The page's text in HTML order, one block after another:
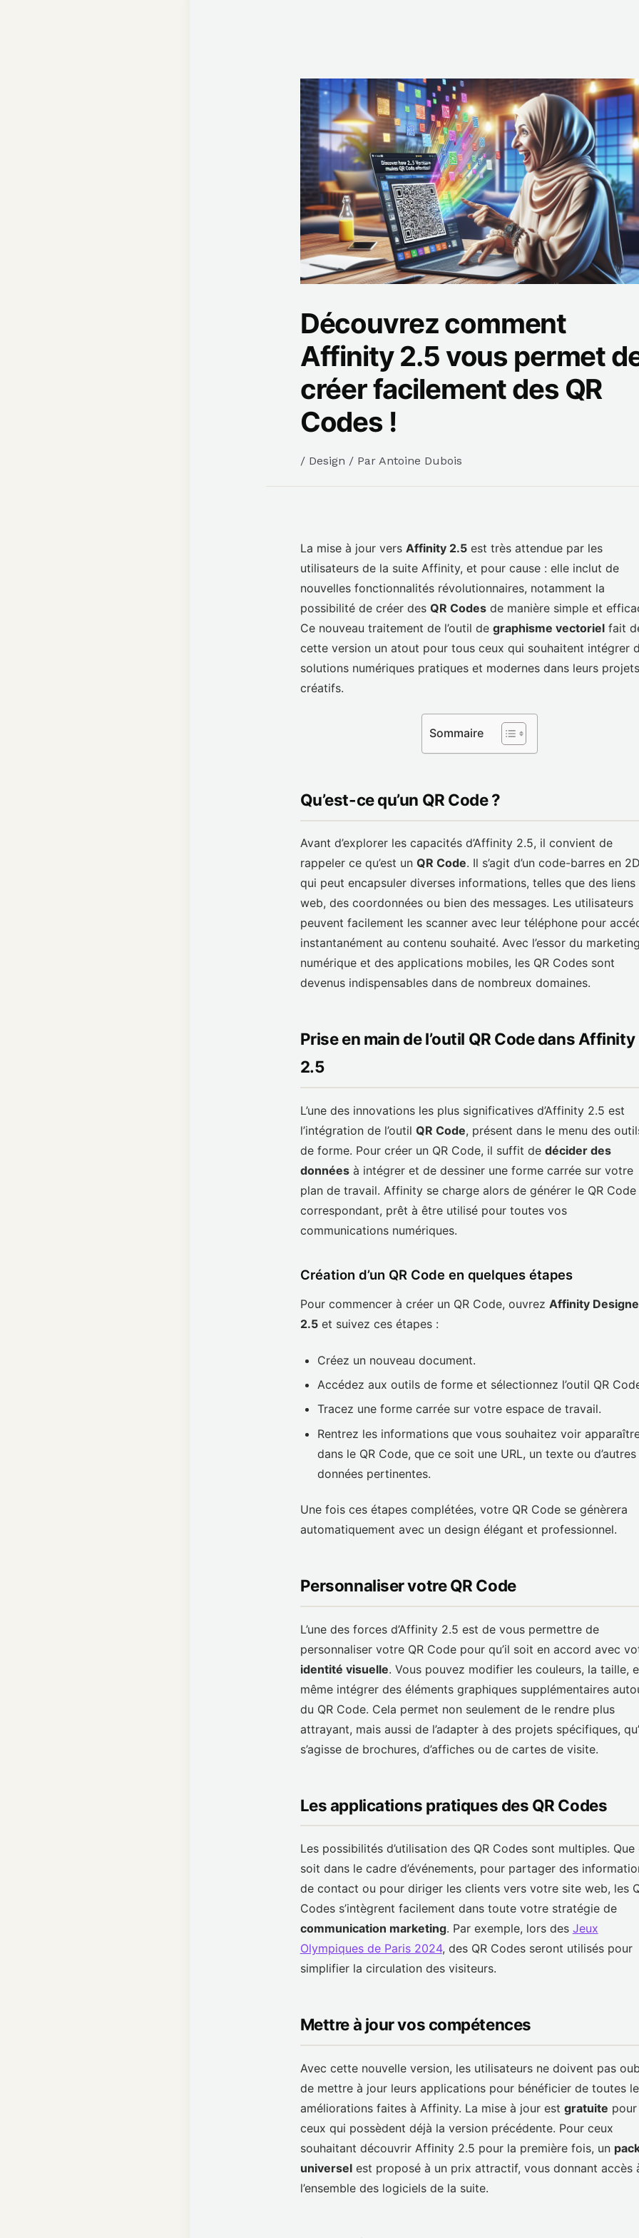
Découvrez comment
Affinity 2.5 vous permet
créer facilement des QR
Codes !
/ Design / Par Antoine Dubois
La mise à jour vers Affinity 2.5est très attendue par les
utilisateurs de la suite Affinity, et pour cause : elle inclut de
nouvelles fonctionnalités révolutionnaires, notamment la
possibilité de créer des QR Codesde manière simple et
Ce nouveau traitement de l’outil de graphisme vectorielfait
cette version un atout pour tous ceux qui souhaitent intégrer
solutions numériques pratiques et modernes dans leurs projets
créatifs.
Sommaire
Qu’est-ce qu’un QR Code ?
Avant d’explorer les capacités d’Affinity 2.5, il convient de
rappeler ce qu’est un QR Code. Il s’agit d’un code-barres en
qui peut encapsuler diverses informations, telles que des liens
web, des coordonnées ou bien des messages. Les utilisateurs
peuvent facilement les scanner avec leur téléphone pour
instantanément au contenu souhaité. Avec l’essor du
numérique et des applications mobiles, les QR Codes sont
devenus indispensables dans de nombreux domaines.
Prise en main de l’outil QR Code dans Affinity
2.5
L’une des innovations les plus significatives d’Affinity 2.5 est
l’intégration de l’outil QR Code, présent dans le menu des
de forme. Pour créer un QR Code, il suffit de décider des
donnéesà intégrer et de dessiner une forme carrée sur votre
plan de travail. Affinity se charge alors de générer le QR Code
correspondant, prêt à être utilisé pour toutes vos
communications numériques.
Création d’un QR Code en quelques étapes
Pour commencer à créer un QR Code, ouvrez Affinity
2.5et suivez ces étapes :
Créez un nouveau document.
Accédez aux outils de forme et sélectionnez l’outil QR
Tracez une forme carrée sur votre espace de travail.
Rentrez les informations que vous souhaitez voir
dans le QR Code, que ce soit une URL, un texte ou d’autres
données pertinentes.
Une fois ces étapes complétées, votre QR Code se génèrera
automatiquement avec un design élégant et professionnel.
Personnaliser votre QR Code
L’une des forces d’Affinity 2.5 est de vous permettre de
personnaliser votre QR Code pour qu’il soit en accord avec
identité visuelle. Vous pouvez modifier les couleurs, la taille,
même intégrer des éléments graphiques supplémentaires
du QR Code. Cela permet non seulement de le rendre plus
attrayant, mais aussi de l’adapter à des projets spécifiques,
s’agisse de brochures, d’affiches ou de cartes de visite.
Les applications pratiques des QR Codes
Les possibilités d’utilisation des QR Codes sont multiples. Que
soit dans le cadre d’événements, pour partager des
de contact ou pour diriger les clients vers votre site web, les
Codes s’intègrent facilement dans toute votre stratégie de
communication marketing. Par exemple, lors des Jeux
Olympiques de Paris 2024, des QR Codes seront utilisés pour
simplifier la circulation des visiteurs.
Mettre à jour vos compétences
Avec cette nouvelle version, les utilisateurs ne doivent pas
de mettre à jour leurs applications pour bénéficier de toutes
améliorations faites à Affinity. La mise à jour est gratuite pour
ceux qui possèdent déjà la version précédente. Pour ceux
souhaitant découvrir Affinity 2.5 pour la première fois, un
universelest proposé à un prix attractif, vous donnant accès
l’ensemble des logiciels de la suite.